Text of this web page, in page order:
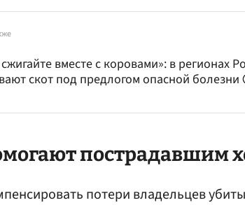
вместе с коровами»: в регионах
скот под предлогом опасной болезни
пострадавшим
потери владельцев